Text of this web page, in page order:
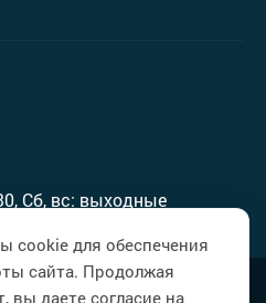
Сб, вс: выходные
cookie для обеспечения
сайта. Продолжая
вы даете согласие на